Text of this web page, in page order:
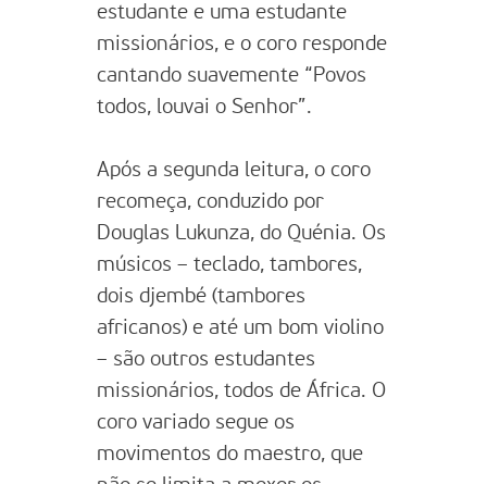
estudante e uma estudante
missionários, e o coro responde
cantando suavemente “Povos
todos, louvai o Senhor”.
Após a segunda leitura, o coro
recomeça, conduzido por
Douglas Lukunza, do Quénia. Os
músicos – teclado, tambores,
dois djembé (tambores
africanos) e até um bom violino
– são outros estudantes
missionários, todos de África. O
coro variado segue os
movimentos do maestro, que